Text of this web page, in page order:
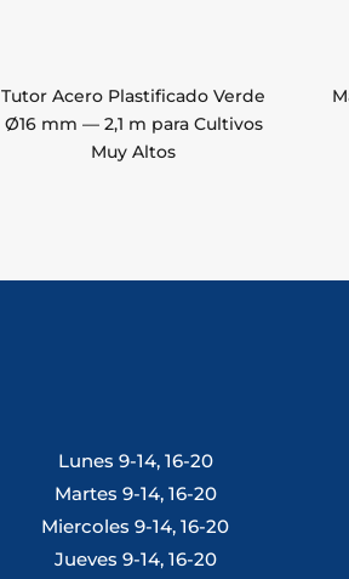
Tutor Acero Plastificado Verde
Ø16 mm — 2,1 m para Cultivos
Muy Altos
Lunes 9-14, 16-20
Martes 9-14, 16-20
Miercoles 9-14, 16-20
Jueves 9-14, 16-20